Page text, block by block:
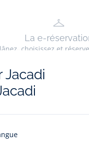
La e-
choisissez et
exclusives, nouvelles
Jacadi